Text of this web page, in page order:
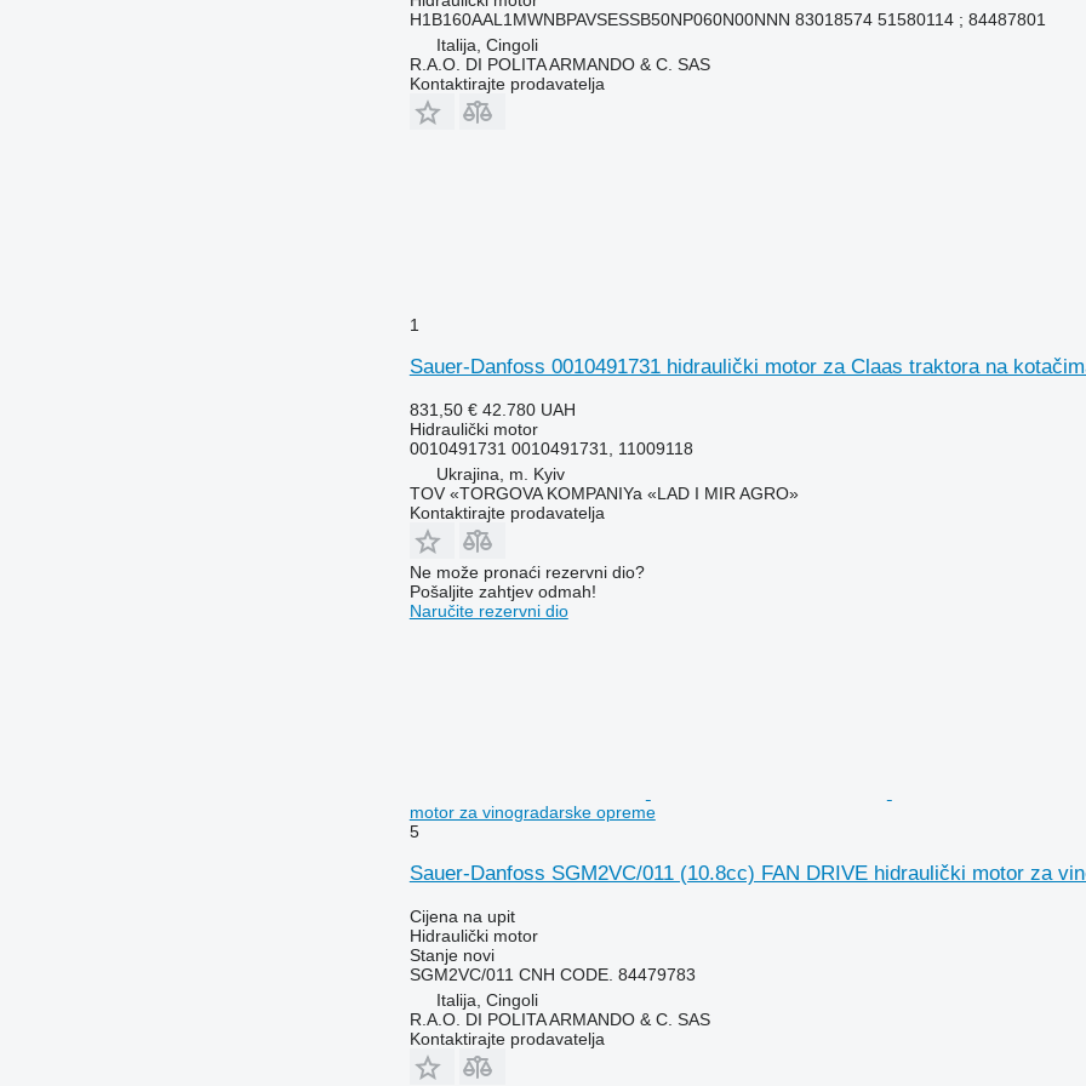
H1B160AAL1MWNBPAVSESSB50NP060N00NNN 83018574 51580114 ; 84487801
Italija, Cingoli
R.A.O. DI POLITA ARMANDO & C. SAS
Kontaktirajte prodavatelja
1
Sauer-Danfoss 0010491731 hidraulički motor za Claas traktora na
831,50 € 42.780 UAH
Hidraulički motor
0010491731 0010491731, 11009118
Ukrajina, m. Kyiv
TOV «TORGOVA KOMPANIYa «LAD I MIR AGRO»
Kontaktirajte prodavatelja
Ne može pronaći rezervni dio?
Pošaljite zahtjev odmah!
Naručite rezervni dio
motor za vinogradarske opreme
5
Sauer-Danfoss SGM2VC/011 (10.8cc) FAN DRIVE hidraulički motor za
Cijena na upit
Hidraulički motor
Stanjenovi
SGM2VC/011 CNH CODE. 84479783
Italija, Cingoli
R.A.O. DI POLITA ARMANDO & C. SAS
Kontaktirajte prodavatelja